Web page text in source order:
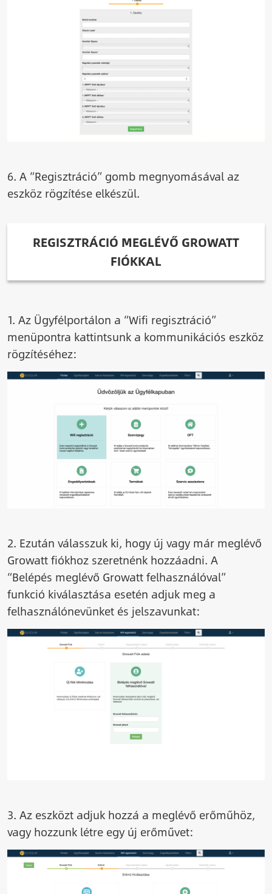
6. A “Regisztráció” gomb megnyomásával az
eszköz rögzítése elkészül.
REGISZTRÁCIÓ MEGLÉVŐ GROWATT
FIÓKKAL
1. Az Ügyfélportálon a “Wifi regisztráció”
menüpontra kattintsunk a kommunikációs eszköz
rögzítéséhez:
Image
2. Ezután válasszuk ki, hogy új vagy már meglévő
Growatt fiókhoz szeretnénk hozzáadni. A
“Belépés meglévő Growatt felhasználóval”
funkció kiválasztása esetén adjuk meg a
felhasználónevünket és jelszavunkat:
Image
3. Az eszközt adjuk hozzá a meglévő erőműhöz,
vagy hozzunk létre egy új erőművet:
Image